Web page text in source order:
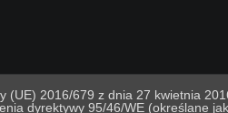
2016/679 z dnia 27 kwietnia
dyrektywy 95/46/WE (określane